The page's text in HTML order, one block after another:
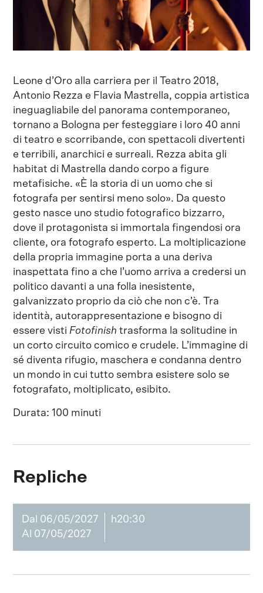
Leone d’Oro alla carriera per il Teatro 2018,
Antonio Rezza e Flavia Mastrella, coppia artistica
ineguagliabile del panorama contemporaneo,
tornano a Bologna per festeggiare i loro 40 anni
di teatro e scorribande, con spettacoli divertenti
e terribili, anarchici e surreali. Rezza abita gli
habitat di Mastrella dando corpo a figure
metafisiche. «È la storia di un uomo che si
fotografa per sentirsi meno solo». Da questo
gesto nasce uno studio fotografico bizzarro,
dove il protagonista si immortala fingendosi ora
cliente, ora fotografo esperto. La moltiplicazione
della propria immagine porta a una deriva
inaspettata fino a che l’uomo arriva a credersi un
politico davanti a una folla inesistente,
galvanizzato proprio da ciò che non c’è. Tra
identità, autorappresentazione e bisogno di
essere visti Fotofinish trasforma la solitudine in
un corto circuito comico e crudele. L’immagine di
sé diventa rifugio, maschera e condanna dentro
un mondo in cui tutto sembra esistere solo se
fotografato, moltiplicato, esibito.
Durata: 100 minuti
Repliche
Dal 06/05/2027
Al 07/05/2027
h20:30